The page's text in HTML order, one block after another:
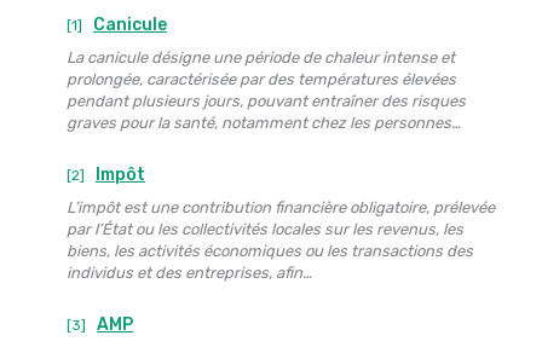
[1] Canicule
La canicule désigne une période de chaleur intense et
prolongée, caractérisée par des températures élevées
pendant plusieurs jours, pouvant entraîner des risques
graves pour la santé, notamment chez les personnes…
[2] Impôt
L’impôt est une contribution financière obligatoire, prélevée
par l’État ou les collectivités locales sur les revenus, les
biens, les activités économiques ou les transactions des
individus et des entreprises, afin…
[3] AMP